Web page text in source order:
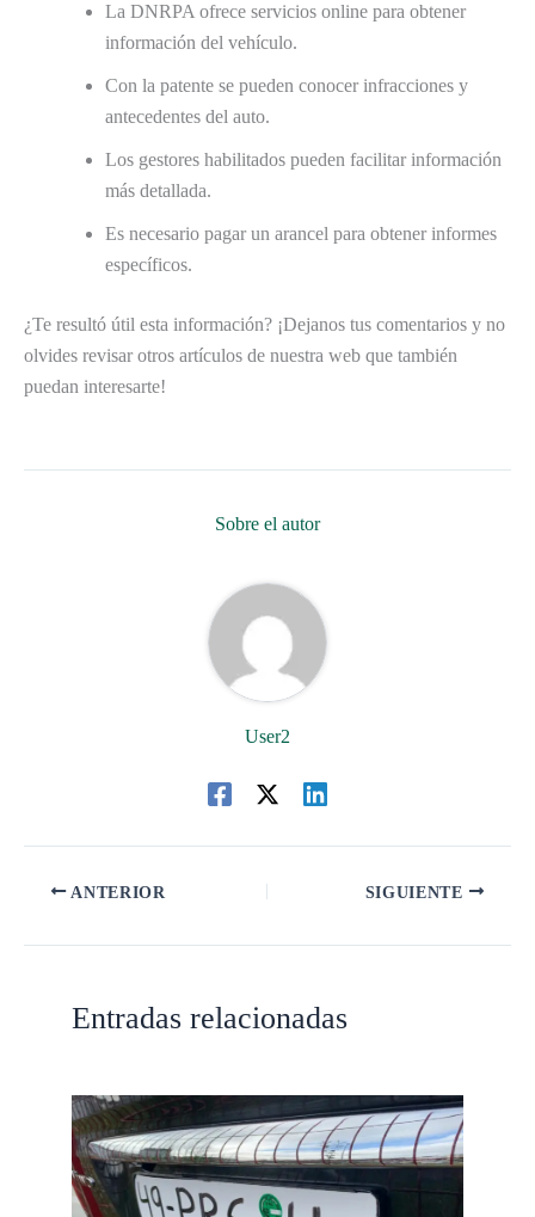
La DNRPA ofrece servicios online para obtener
información del vehículo.
Con la patente se pueden conocer infracciones y
antecedentes del auto.
Los gestores habilitados pueden facilitar información
más detallada.
Es necesario pagar un arancel para obtener informes
específicos.
¿Te resultó útil esta información? ¡Dejanos tus comentarios y no
olvides revisar otros artículos de nuestra web que también
puedan interesarte!
Sobre el autor
User2
ANTERIOR SIGUIENTE
Entradas relacionadas